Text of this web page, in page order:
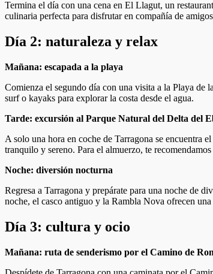
Termina el día con una cena en El Llagut, un
culinaria perfecta para disfrutar en compañía de
Día 2: naturaleza y relax
Mañana: escapada a la playa
Comienza el segundo día con una visita a la Playa de
surf o kayaks para explorar la costa desde el agua.
Tarde: excursión al Parque Natural del Delta del
A solo una hora en coche de Tarragona se encuentra
tranquilo y sereno. Para el almuerzo, te
Noche: diversión nocturna
Regresa a Tarragona y prepárate para una noche de
noche, el casco antiguo y la Rambla Nova ofrecen
Día 3: cultura y ocio
Mañana: ruta de senderismo por el Camino de